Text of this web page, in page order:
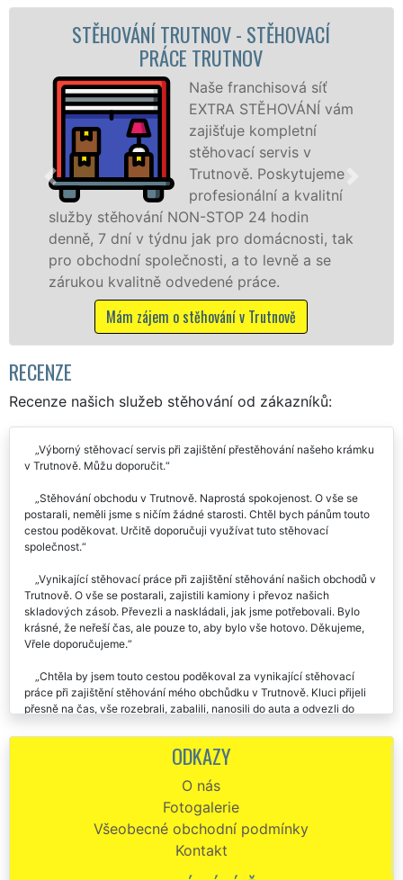
STĚHOVACÍ SLUŽBA TRUTNOV -
STĚHOVACÍ FIRMA TRUTNOV
Poskytujeme
stěhovací služby v
Trutnově na
špičkové úrovni se
speciální stěhovací
technikou. Tyto
služby zajišťujeme domácnostem i firmám v
celém okresu Trutnov se zárukou kvality
franchisové sítě EXTRA STĚHOVÁNÍ.
Nabízíme stěhovací služby NON-STOP
včetně víkendů a svátků bez příplatků.
Mám zájem o stěhovací služby v Trutnově
RECENZE
Recenze našich služeb stěhování od zákazníků:
Výborný stěhovací servis při zajištění přestěhování našeho krámku
Stěhování obchodu v Trutnově. Naprostá spokojenost. O vše se
postarali, neměli jsme s ničím žádné starosti. Chtěl bych pánům touto
cestou poděkovat. Určitě doporučuji využívat tuto stěhovací
Vynikající stěhovací práce při zajištění stěhování našich obchodů v
Trutnově. O vše se postarali, zajistili kamiony i převoz našich
skladových zásob. Převezli a naskládali, jak jsme potřebovali. Bylo
krásné, že neřeší čas, ale pouze to, aby bylo vše hotovo. Děkujeme,
Chtěla by jsem touto cestou poděkoval za vynikající stěhovací
práce při zajištění stěhování mého obchůdku v Trutnově. Kluci přijeli
mého nového obchodu. Stěhování proběhlo v naprostém pořádku.
Ještě jednou děkuji, určitě vás budu doporučovat.
Stěhování prodejny potravin v Trutnově. Super cena, super výkon.
Přesto že jste potřebovali zajistit stěhování našeho krámu v
Trutnověpřes víkend, nebyl to pro tuto společnost žádný problém. Za
ODKAZY
O nás
Fotogalerie
Všeobecné obchodní podmínky
Kontakt